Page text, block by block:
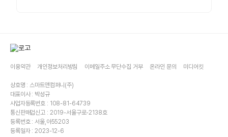
이용약관 개인정보처리방침 이메일주소 무단수집 거부 온라인 문의 미디어킷
상호명 : 스마트앤컴퍼니(주)
대표이사 : 박성규
사업자등록번호 : 108-81-64739
통신판매업신고 : 2019-서울구로-2138호
등록번호 : 서울,아55203
등록일자 : 2023-12-6